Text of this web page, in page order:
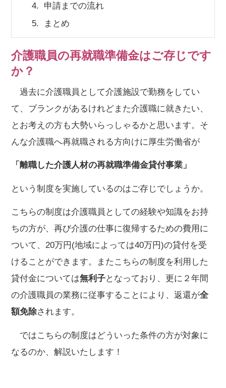
4.
申請までの流れ
5.
まとめ
介護職員の再就職準備金はご存じです
か？
過去に介護職員として介護施設で勤務をしてい
て、ブランクがあるけれどまた介護職に就きたい、
とお考えの方も大勢いらっしゃるかと思います。そ
んな介護職へ再就職される方向けに厚生労働省が
「離職した介護人材の再就職準備金貸付事業」
という制度を実施しているのはご存じでしょうか。
こちらの制度は介護職員としての経験や知識をお持
ちの方が、再び介護の仕事に復帰するための費用に
ついて、20万円(地域によっては40万円)の貸付を受
けることができます。またこちらの制度を利用した
貸付金については無利子となっており、更に２年間
の介護職員の業務に従事することにより、返還が全
額免除されます。
ではこちらの制度はどういった条件の方が対象に
なるのか、解説いたします！